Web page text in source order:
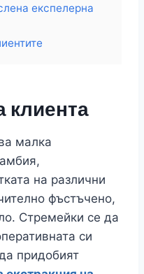
експелерна
клиента
малка
на различни
фъстъчено,
Стремейки се да
си
придобият